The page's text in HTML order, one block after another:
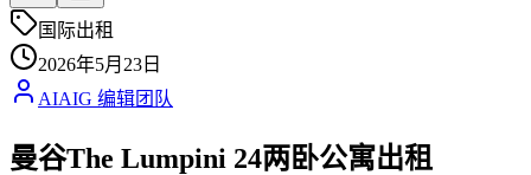
国际出租
2026年5月23日
AIAIG 编辑团队
曼谷The Lumpini 24两卧公寓出租